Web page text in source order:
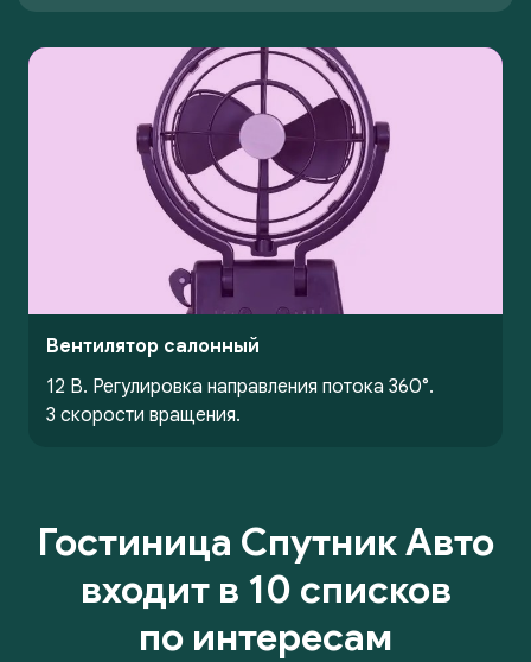
Вентилятор салонный
12 В. Регулировка направления потока 360°.
3 скорости вращения.
Гостиница Спутник Авто
входит в 10 списков
по интересам